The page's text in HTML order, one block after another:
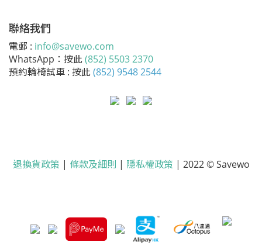
聯絡我們
電郵 : info@savewo.com
WhatsApp：按此 (852) 5503 2370
預約輪椅試車 : 按此 (852) 9548 2544
退換貨政策 | 條款及細則 | 隱私權政策 | 2022 © Savewo